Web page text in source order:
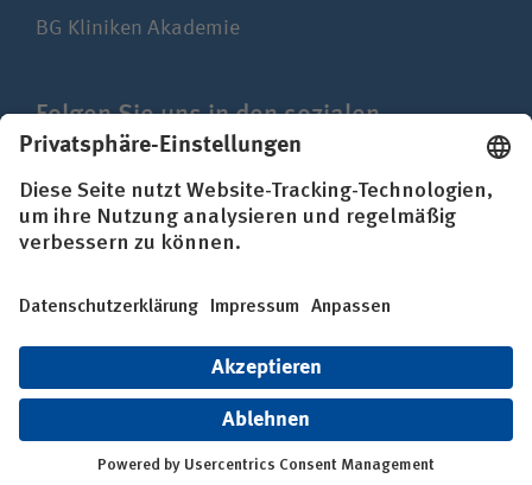
BG Kliniken Akademie
Folgen Sie uns in den sozialen
Netzwerken
Impressum
Datenschutz
Erklärung zur Barrierefreiheit
© BG Kliniken – Klinikverbund der gesetzlichen